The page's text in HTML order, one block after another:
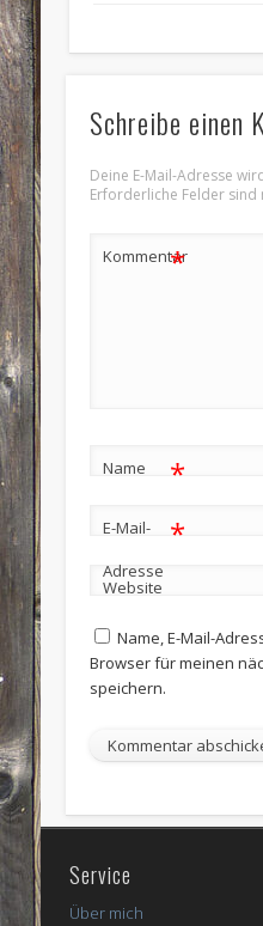
Schreibe einen
Deine E-Mail-Adresse
Erforderliche Felder sind
Kommentar
*
Name *
E-Mail-
Adresse
*
Website
Name, E-Mail-
Browser für meinen
speichern.
Service
Über mich